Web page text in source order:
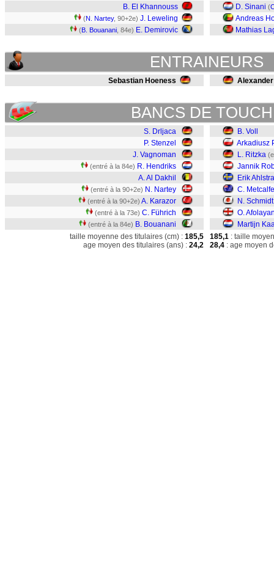
B. El Khannouss
(N. Nartey, 90+2e) J. Leweling
(B. Bouanani , 84e) E. Demirovic
D. Sinani (
Andreas
Mathias
ENTRAINEURS
Sebastian Hoeness
BANCS DE
S. Drljaca
P. Stenzel
J. Vagnoman
(entré à la 84e) R. Hendriks
A. Al Dakhil
(entré à la 90+2e) N. Nartey
(entré à la 90+2e) A. Karazor
(entré à la 73e) C. Führich
(entré à la 84e) B. Bouanani
B. Voll
Arkadiusz
L. Ritzka
Jannik
Erik
C. Metcalfe
N. Schmidt
O.
Martijn
taille moyenne des titulaires (cm) : 185,5
age moyen des titulaires (ans) : 24,2
185,1 : taille
28,4 : age moyen